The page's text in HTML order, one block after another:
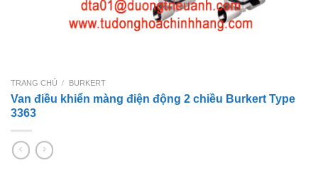
TRANG CHỦ / BURKERT
Van điều khiển màng điện động 2 chiều Burkert Type
3363